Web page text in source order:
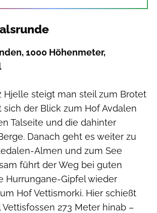
1000 Höhenmeter,
Hjelle steigt man steil zum Brotet
sich der Blick zum Hof Avdalen
Talseite und die dahinter
Danach geht es weiter zu
Almen und zum See
führt der Weg bei guten
Hurrungane-Gipfel wieder
Hof Vettismorki. Hier schießt
273 Meter hinab –